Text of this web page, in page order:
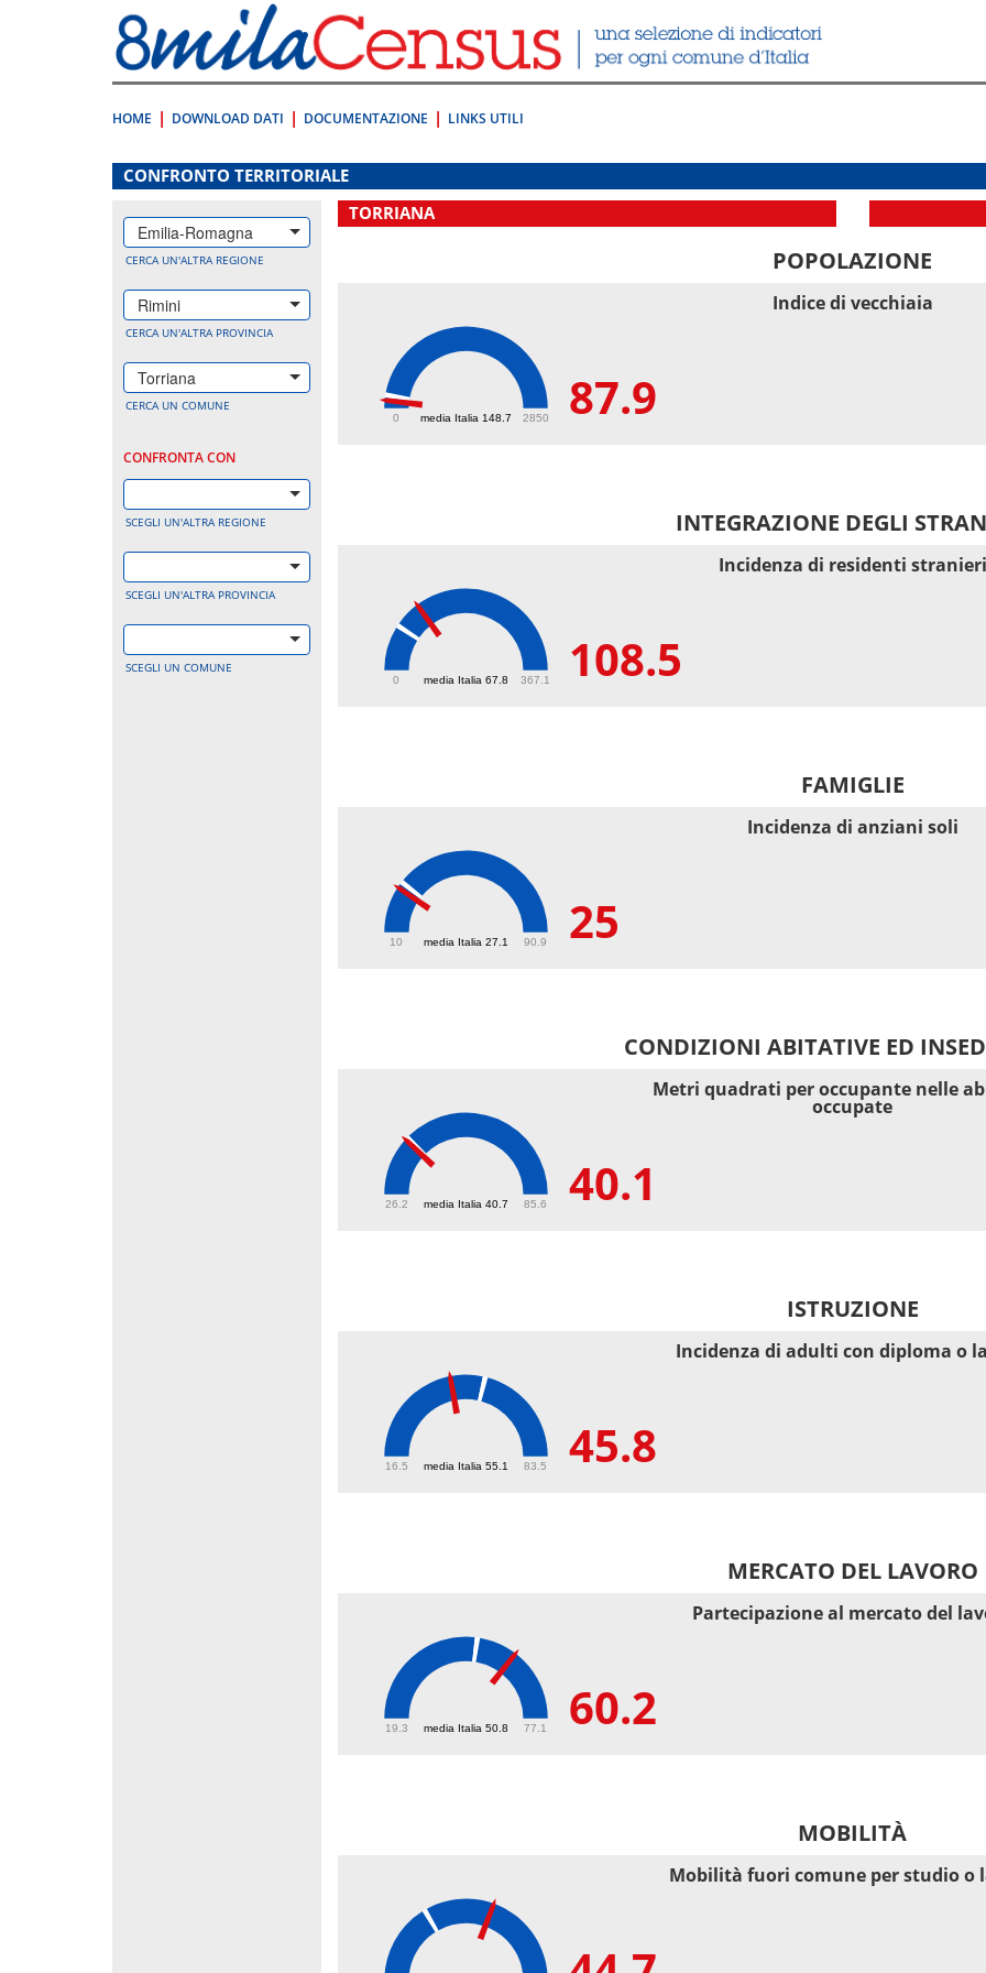
direttamente
a:
Contenuto
HOME DOWNLOAD DATI DOCUMENTAZIONE LINKS UTILI
.
CONFRONTO TERRITORIALE
Emilia-Romagna
CERCA UN'ALTRA REGIONE
Rimini
CERCA UN'ALTRA PROVINCIA
Torriana
CERCA UN COMUNE
CONFRONTA CON
SCEGLI UN'ALTRA REGIONE
SCEGLI UN'ALTRA PROVINCIA
SCEGLI UN COMUNE
TORRIANA
POPOLAZIONE
media Italia 148.7
0 2850 87.9
Indice di vecchiaia
INTEGRAZIONE DEGLI
media Italia 67.8
0 367.1 108.5
Incidenza di residenti stranieri
FAMIGLIE
media Italia 27.1
10 90.9 25
Incidenza di anziani soli
CONDIZIONI ABITATIVE ED
media Italia 40.7
26.2 85.6 40.1
Metri quadrati per occupante nelle
occupate
ISTRUZIONE
media Italia 55.1
16.5 83.5 45.8
Incidenza di adulti con diploma o
MERCATO DEL LAVORO
media Italia 50.8
19.3 77.1 60.2
Partecipazione al mercato del
MOBILITÀ
Mobilità fuori comune per studio o